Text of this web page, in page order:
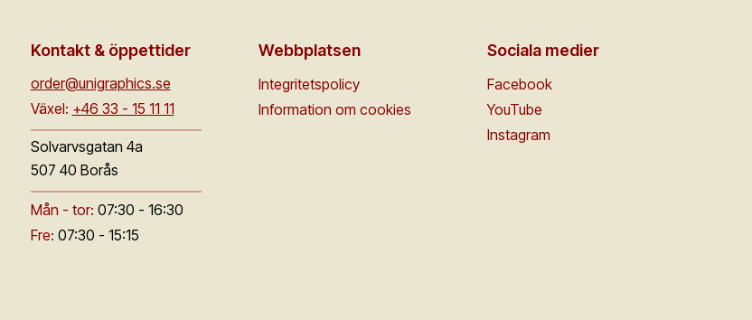
Kontakt & öppettider
order@unigraphics.se
Växel: +46 33 - 15 11 11
Solvarvsgatan 4a
507 40 Borås
Mån - tor: 07:30 - 16:30
Fre: 07:30 - 15:15
Webbplatsen
Integritetspolicy
Information om cookies
Sociala medier
Facebook
YouTube
Instagram